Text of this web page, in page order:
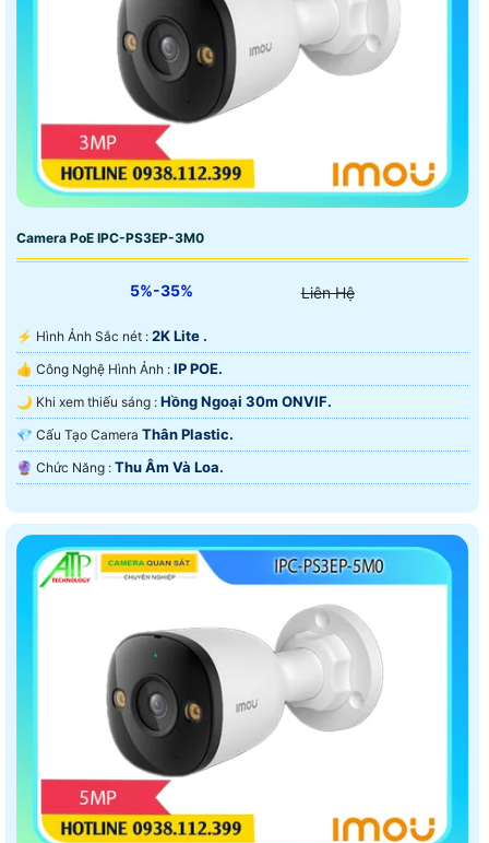
Camera PoE IPC-PS3EP-3M0
5%-35% Liên Hệ
️⚡ Hình Ảnh Sắc nét : 2K Lite .
👍 Công Nghệ Hình Ảnh : IP POE.
🌙 Khi xem thiếu sáng : Hồng Ngoại 30m ONVIF.
💎 Cấu Tạo Camera Thân Plastic.
️🔮 Chức Năng : Thu Âm Và Loa.